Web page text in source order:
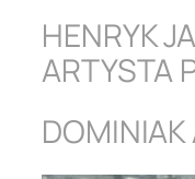
HENRYK
ARTYSTA
DOMINIAK